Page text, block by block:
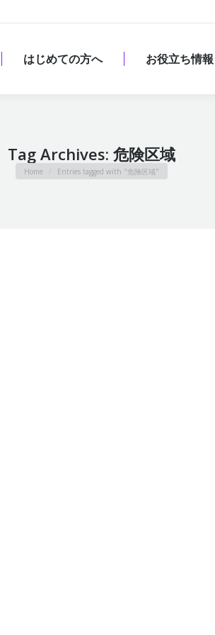
はじめての方へ お役立ち情報
Tag Archives: 危険区域
You are here:
Home Entries tagged with "危険区域"
はじめての方へ お役立ち情報